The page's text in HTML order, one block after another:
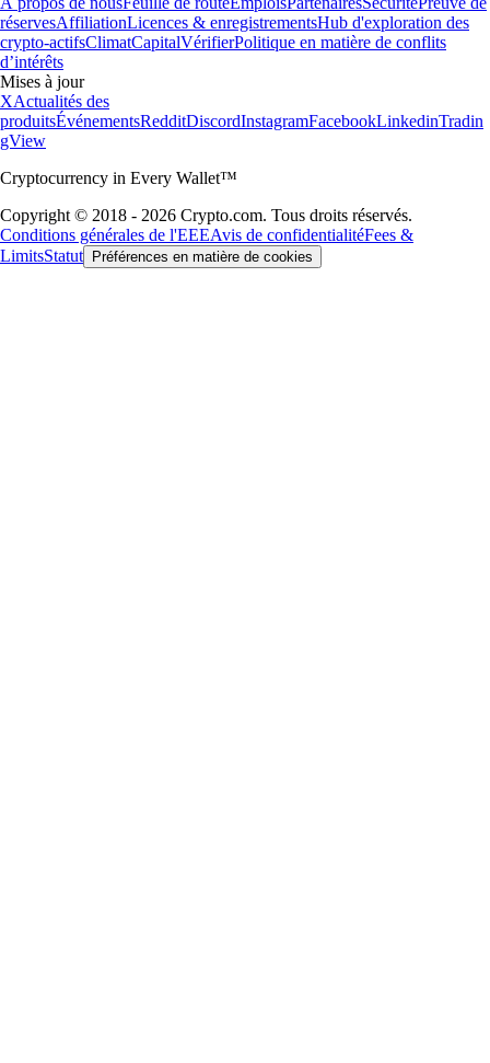
réservesAffiliationLicences & enregistrementsHub d'exploration des
crypto-actifsClimatCapitalVérifierPolitique en matière de conflits
d’intérêts
Mises à jour
XActualités des
produitsÉvénementsRedditDiscordInstagramFacebookLinkedinTradin
gView
Cryptocurrency in Every Wallet™
Copyright © 2018 - 2026 Crypto.com. Tous droits réservés.
Conditions générales de l'EEEAvis de confidentialitéFees &
LimitsStatut Préférences en matière de cookies